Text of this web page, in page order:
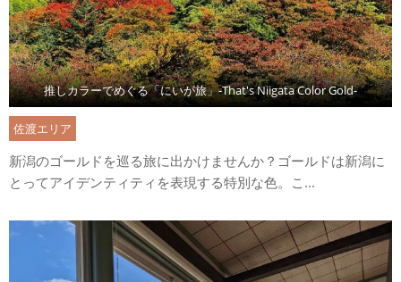
推しカラーでめぐる「にいが旅」-That's Niigata Color Gold-
佐渡エリア
新潟のゴールドを巡る旅に出かけませんか？ゴールドは新潟に
とってアイデンティティを表現する特別な色。こ...